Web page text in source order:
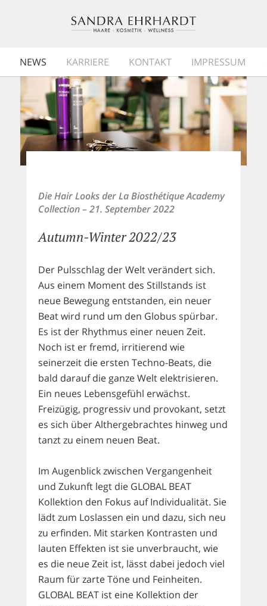
NEWS KARRIERE KONTAKT IMPRESSUM
Die Hair Looks der La Biosthétique Academy
Collection– 21. September 2022
Autumn-Winter 2022/23
Der Pulsschlag der Welt verändert sich.
Aus einem Moment des Stillstands ist
neue Bewegung entstanden, ein neuer
Beat wird rund um den Globus spürbar.
Es ist der Rhythmus einer neuen Zeit.
Noch ist er fremd, irritierend wie
seinerzeit die ersten Techno-Beats, die
bald darauf die ganze Welt elektrisieren.
Ein neues Lebensgefühl erwächst.
Freizügig, progressiv und provokant, setzt
es sich über Althergebrachtes hinweg und
tanzt zu einem neuen Beat.
Im Augenblick zwischen Vergangenheit
und Zukunft legt die GLOBAL BEAT
Kollektion den Fokus auf Individualität. Sie
lädt zum Loslassen ein und dazu, sich neu
zu erfinden. Mit starken Kontrasten und
lauten Effekten ist sie unverbraucht, wie
es die neue Zeit ist, lässt dabei jedoch viel
Raum für zarte Töne und Feinheiten.
GLOBAL BEAT ist eine Kollektion der